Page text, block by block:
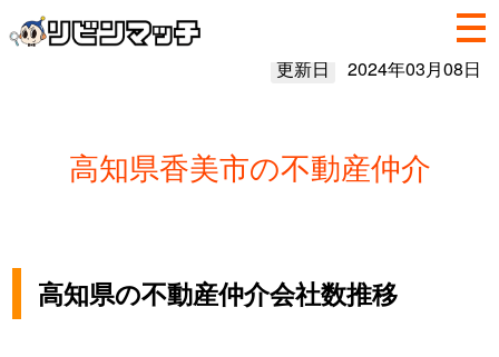
更新日 2024年03月08日
高知県香美市の不動産仲介
高知県の不動産仲介会社数推移